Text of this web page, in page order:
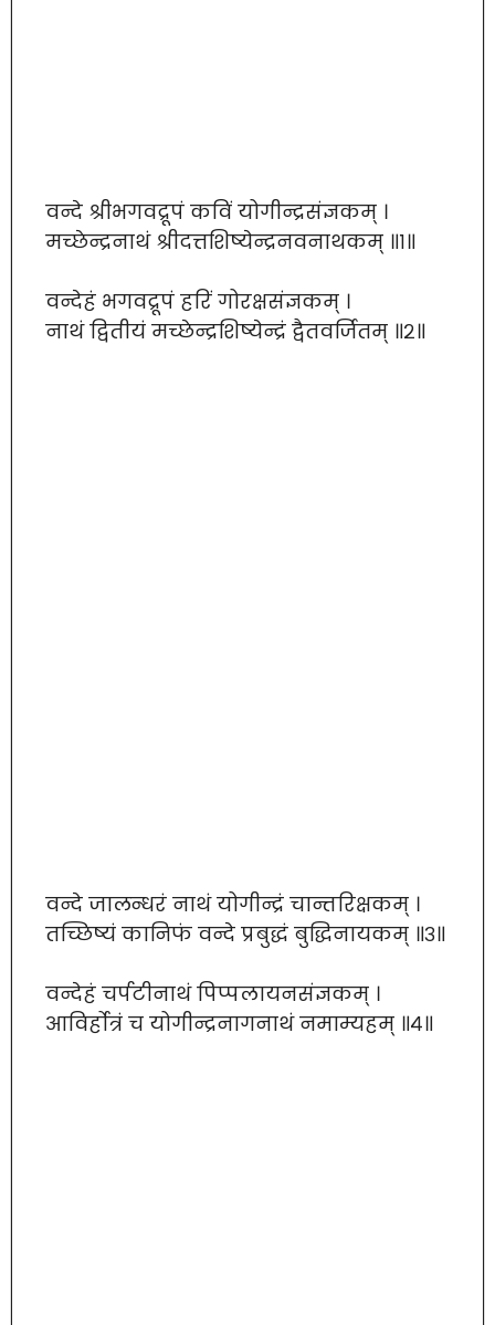
वन्दे श्रीभगवद्रूपं कविं योगीन्द्रसंज्ञकम् ।
मच्छेन्द्रनाथं श्रीदत्तशिष्येन्द्रनवनाथकम् ॥१॥
वन्देहं भगवद्रूपं हरिं गोरक्षसंज्ञकम् ।
नाथं द्वितीयं मच्छेन्द्रशिष्येन्द्रं द्वैतवर्जितम् ॥२॥
वन्दे जालन्धरं नाथं योगीन्द्रं चान्तरिक्षकम् ।
तच्छिष्यं कानिफं वन्दे प्रबुद्धं बुद्धिनायकम् ॥३॥
वन्देहं चर्पटीनाथं पिप्पलायनसंज्ञकम् ।
आविर्होत्रं च योगीन्द्रनागनाथं नमाम्यहम् ॥४॥